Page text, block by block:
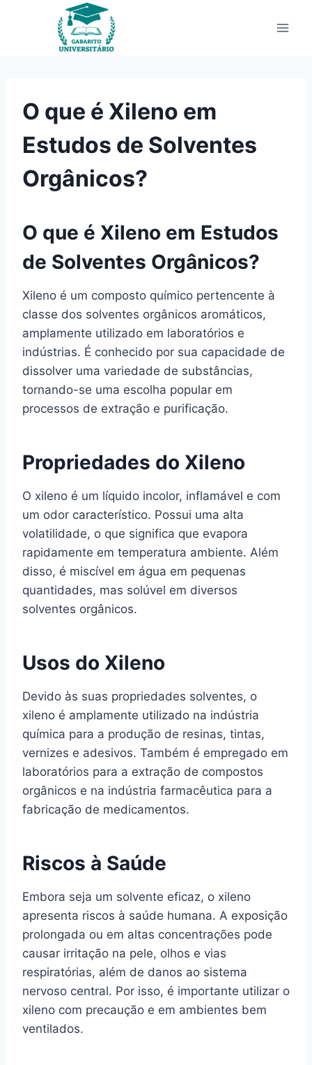
O que é Xileno em
Estudos de Solventes
Orgânicos?
O que é Xileno em Estudos
de Solventes Orgânicos?
Xileno é um composto químico pertencente à
classe dos solventes orgânicos aromáticos,
amplamente utilizado em laboratórios e
indústrias. É conhecido por sua capacidade de
dissolver uma variedade de substâncias,
tornando-se uma escolha popular em
processos de extração e purificação.
Propriedades do Xileno
O xileno é um líquido incolor, inflamável e com
um odor característico. Possui uma alta
volatilidade, o que significa que evapora
rapidamente em temperatura ambiente. Além
disso, é miscível em água em pequenas
quantidades, mas solúvel em diversos
solventes orgânicos.
Usos do Xileno
Devido às suas propriedades solventes, o
xileno é amplamente utilizado na indústria
química para a produção de resinas, tintas,
vernizes e adesivos. Também é empregado em
laboratórios para a extração de compostos
orgânicos e na indústria farmacêutica para a
fabricação de medicamentos.
Riscos à Saúde
Embora seja um solvente eficaz, o xileno
apresenta riscos à saúde humana. A exposição
prolongada ou em altas concentrações pode
causar irritação na pele, olhos e vias
respiratórias, além de danos ao sistema
nervoso central. Por isso, é importante utilizar o
xileno com precaução e em ambientes bem
ventilados.